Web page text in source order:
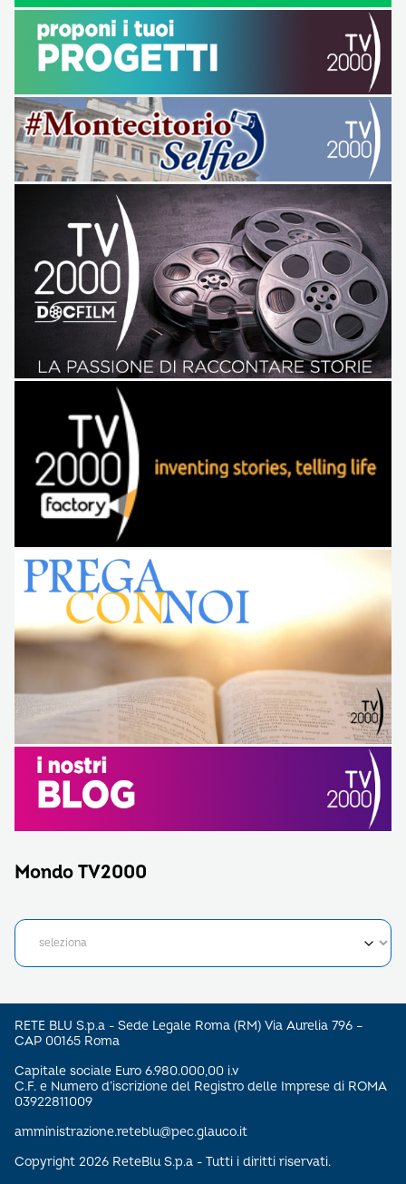
Mondo TV2000
RETE BLU S.p.a - Sede Legale Roma (RM) Via Aurelia 796 –
CAP 00165 Roma
Capitale sociale Euro 6.980.000,00 i.v
C.F. e Numero d’iscrizione del Registro delle Imprese di ROMA
03922811009
amministrazione.reteblu@pec.glauco.it
Copyright 2026 ReteBlu S.p.a - Tutti i diritti riservati.